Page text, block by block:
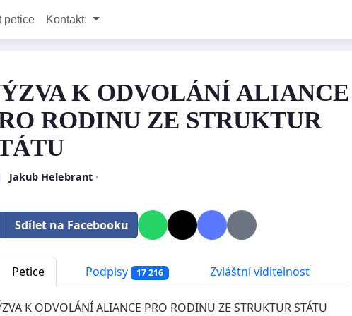
petice Kontakt:
K ODVOLÁNÍ ALIANCE
RODINU ZE STRUKTUR
Jakub Helebrant·
Sdílet na Facebooku
Petice Podpisy 17 216 Zvláštní viditelnost
K ODVOLÁNÍ ALIANCE PRO RODINU ZE STRUKTUR STÁTU